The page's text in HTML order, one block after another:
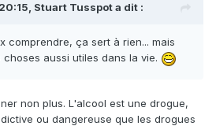
Stuart Tusspot a dit :
comprendre, ça sert à rien... mais
aussi utiles dans la vie.
non plus. L'alcool est une drogue,
ou dangereuse que les drogues